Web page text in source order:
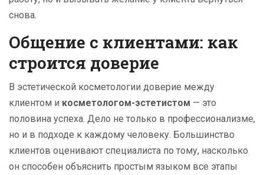
снова.
Общение с клиентами: как
строится доверие
В эстетической косметологии доверие между
клиентом и косметологом-эстетистом — это
половина успеха. Дело не только в профессионализме,
но и в подходе к каждому человеку. Большинство
клиентов оценивают специалиста по тому, насколько
он способен объяснить простым языком все этапы